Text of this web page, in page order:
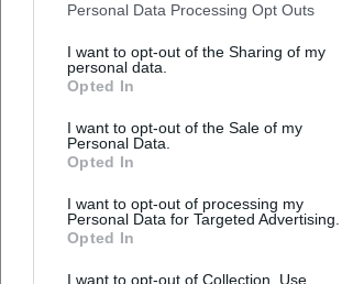
Personal Data Processing Opt Outs
I want to opt-out of the Sharing of my
personal data.
Opted In
I want to opt-out of the Sale of my
Personal Data.
Opted In
I want to opt-out of processing my
Personal Data for Targeted Advertising.
Opted In
I want to opt-out of Collection, Use,
verlieren. Diese Interpretationskunst
bewusstem Hören: Struktur wird nicht
sondern hörbar gemacht.
Violinkonzert, dessen lyrisch leuchtende
silbriger Farbigkeit entfaltet, und im
aber nie überzeichnet werden. Bei
motorische Energie und architektonische